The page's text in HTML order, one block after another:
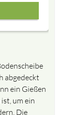
abgedeckt
ein Gießen
um ein
Die